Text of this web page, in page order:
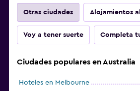
Otras ciudades Alojamientos
Voy a tener suerte Completa
Ciudades populares en Australia
Hoteles en Melbourne